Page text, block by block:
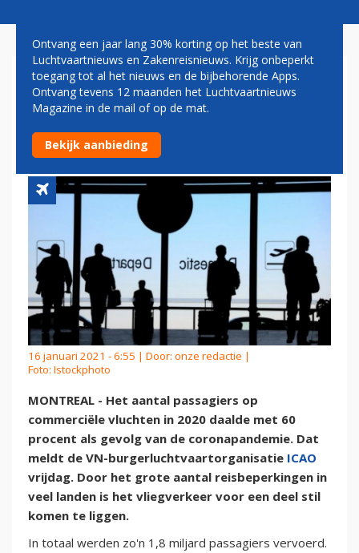
60 PROCENT MINDER
VLIEGTUIGPASSAGIERS IN
2020 DOOR CORONAVIRUS
16 januari 2021 - 6:55 | Door: onze redactie |
Foto: Istockphoto
MONTREAL - Het aantal passagiers op
commerciële vluchten in 2020 daalde met 60
procent als gevolg van de coronapandemie. Dat
meldt de VN-burgerluchtvaartorganisatie ICAO
vrijdag. Door het grote aantal reisbeperkingen in
veel landen is het vliegverkeer voor een deel stil
komen te liggen.
In totaal werden zo'n 1,8 miljard passagiers vervoerd.
Ontvang een jaar lang 30% korting op het beste van
Luchtvaartnieuws en Zakenreisnieuws. Krijg onbeperkt
toegang tot al het nieuws en de bijbehorende Apps.
Ontvang tevens 12 maanden het Luchtvaartnieuws
Magazine in de mail of op de mat.
Bekijk aanbieding